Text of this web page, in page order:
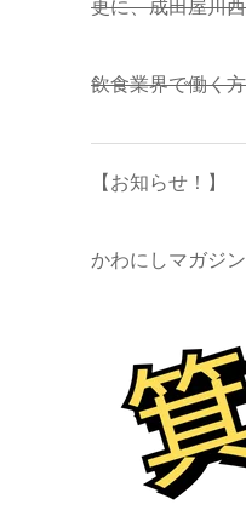
更に、成田屋川
飲食業界で働く
【お知らせ！】
かわにしマガジ